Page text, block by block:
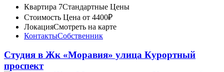
Квартира 7Стандартные Цены
Стоимость Цена от 4400₽
ЛокацияСмотреть на карте
КонтактыСобственник
Студия в Жк «Моравия» улица Курортный
проспект